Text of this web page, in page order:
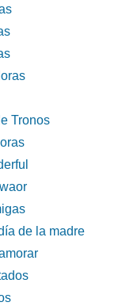
Tronos
de la madre